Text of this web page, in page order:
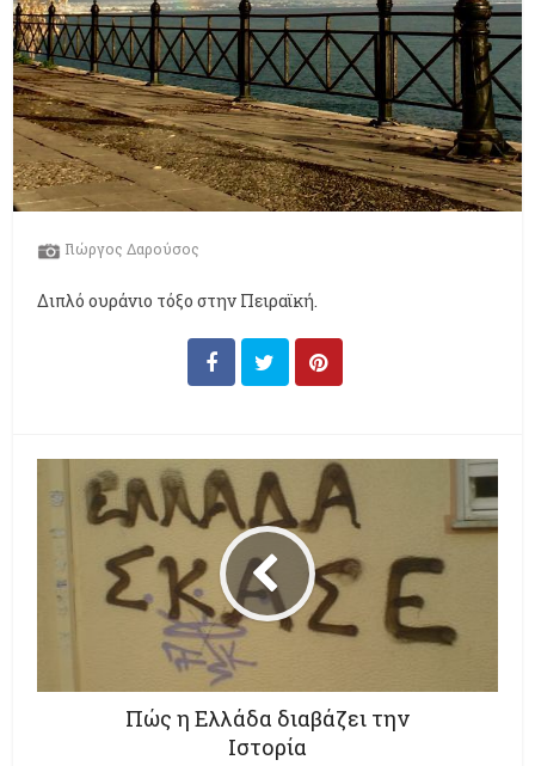
Γιώργος Δαρούσος
Διπλό ουράνιο τόξο στην Πειραϊκή.
Πώς η Ελλάδα διαβάζει την
Ιστορία